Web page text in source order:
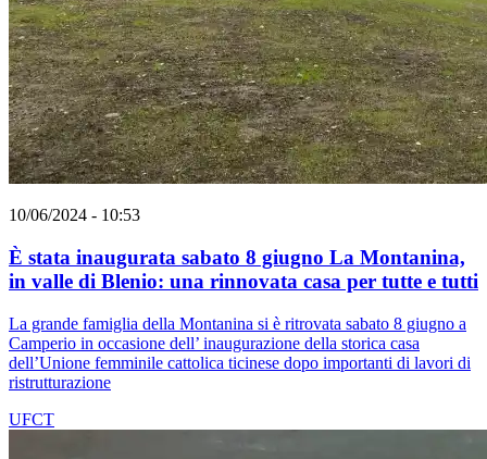
10/06/2024 - 10:53
È stata inaugurata sabato 8 giugno La Montanina,
in valle di Blenio: una rinnovata casa per tutte e tutti
La grande famiglia della Montanina si è ritrovata sabato 8 giugno a
Camperio in occasione dell’ inaugurazione della storica casa
dell’Unione femminile cattolica ticinese dopo importanti di lavori di
ristrutturazione
UFCT